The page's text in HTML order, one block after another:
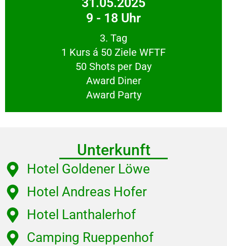
31.05.2025
9 - 18 Uhr
3. Tag
1 Kurs á 50 Ziele WFTF
50 Shots per Day
Award Diner
Award Party
Unterkunft
Hotel Goldener Löwe
Hotel Andreas Hofer
Hotel Lanthalerhof
Camping Rueppenhof